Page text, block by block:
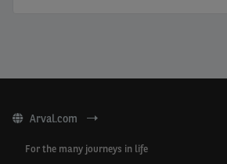
Arval.com
For the many journeys in life